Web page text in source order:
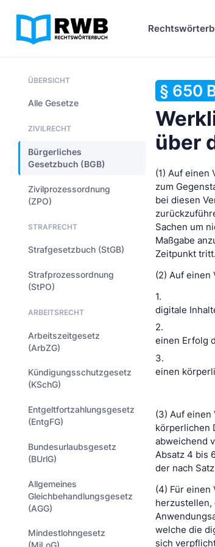
ÜBERSICHT
Alle Gesetze
ZIVILRECHT
Bürgerliches
Gesetzbuch (BGB)
Zivilprozessordnung
(ZPO)
STRAFRECHT
Strafgesetzbuch (StGB)
Strafprozessordnung
(StPO)
ARBEITSRECHT
Arbeitszeitgesetz
(ArbZG)
Kündigungsschutzgesetz
(KSchG)
Entgeltfortzahlungsgesetz
(EntgFG)
Bundesurlaubsgesetz
(BUrlG)
Allgemeines
Gleichbehandlungsgesetz
(AGG)
Mindestlohngesetz
§ 650
über
(1) Auf einen
zum
bei diesen
Sachen um
Maßgabe
Zeitpunkt tritt.
(2) Auf einen
1.
digitale
2.
einen Erfolg
3.
einen
(3) Auf
körperlichen
abweichend
Absatz 4 bis
der nach
(4) Für einen
herzustellen,
welche die
sich